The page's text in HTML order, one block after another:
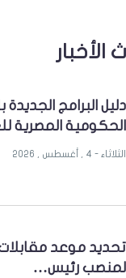
الأخبار
دليل البرامج الجديدة
الحكومية المصرية
الثلاثاء - 4 , أغسطس , 2026
تحديد موعد
لمنصب رئيس…